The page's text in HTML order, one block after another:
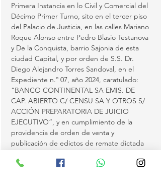
Primera Instancia en lo Civil y Comercial del
Décimo Primer Turno, sito en el tercer piso
del Palacio de Justicia, en las calles Mariano
Roque Alonso entre Pedro Blasio Testanova
y De la Conquista, barrio Sajonia de esta
ciudad Capital, y por orden de S.S. Dr.
Diego Alejandro Torres Sandoval, en el
Expediente n.º 07, año 2024, caratulado:
“BANCO CONTINENTAL SA EMIS. DE
CAP. ABIERTO C/ CENSU SA Y OTROS S/
ACCIÓN PREPARATORIA DE JUICIO
EJECUTIVO”, y en cumplimiento de la
providencia de orden de venta y
publicación de edictos de remate dictada
conforme a la designación de Rematador a